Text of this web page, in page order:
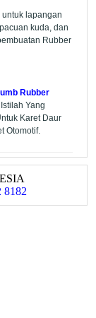
lapangan
kuda, dan
Rubber
Rubber
Yang
Karet Daur
Otomotif.
8182